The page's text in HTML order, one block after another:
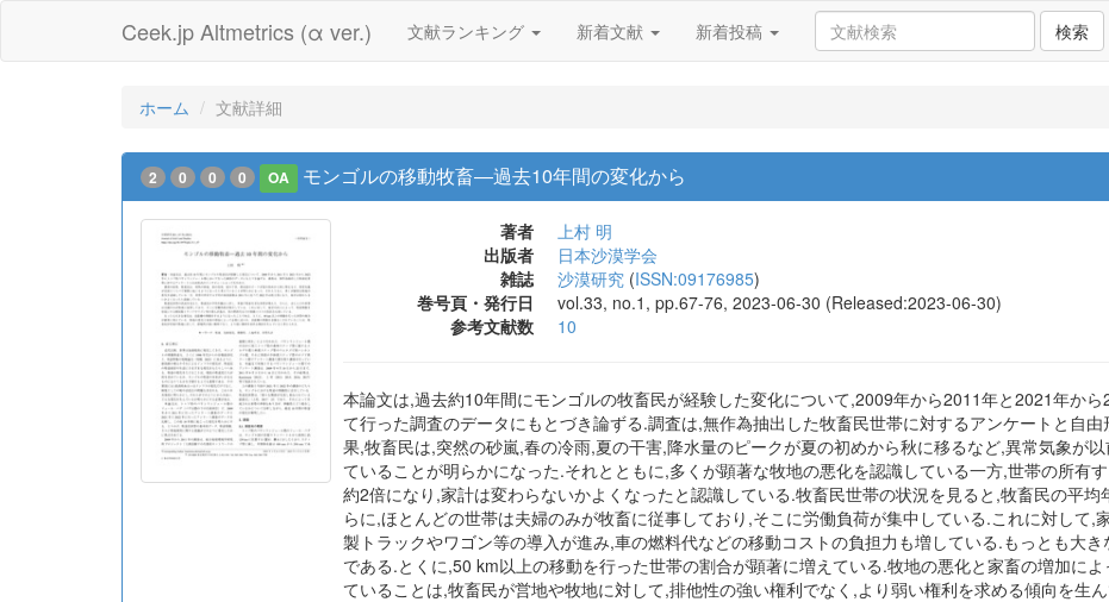
Ceek.jp Altmetrics (α ver.) 文献ランキング 新着文献 新着投稿 検索
ホーム 文献詳細
2 0 0 0 OA モンゴルの移動牧畜―過去10年間の変化から
著者
上村 明
出版者
日本沙漠学会
雑誌
沙漠研究 (ISSN:09176985)
巻号頁・発行日
vol.33, no.1, pp.67-76, 2023-06-30 (Released:2023-06-30)
参考文献数
10
本論文は,過去約10年間にモンゴルの牧畜民が経験した変化について,2009年から2011年と2021年か
て行った調査のデータにもとづき論ずる.調査は,無作為抽出した牧畜民世帯に対するアンケートと自
果,牧畜民は,突然の砂嵐,春の冷雨,夏の干害,降水量のピークが夏の初めから秋に移るなど,異常気象が
ていることが明らかになった.それとともに,多くが顕著な牧地の悪化を認識している一方,世帯の所有
約2倍になり,家計は変わらないかよくなったと認識している.牧畜民世帯の状況を見ると,牧畜民の平
らに,ほとんどの世帯は夫婦のみが牧畜に従事しており,そこに労働負荷が集中している.これに対して,
製トラックやワゴン等の導入が進み,車の燃料代などの移動コストの負担力も増している.もっとも大
である.とくに,50 km以上の移動を行った世帯の割合が顕著に増えている.牧地の悪化と家畜の増加に
ていることは,牧畜民が営地や牧地に対して,排他性の強い権利でなく,より弱い権利を求める傾向を生